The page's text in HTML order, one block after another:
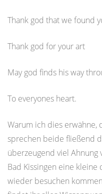
Thank god that we found
Thank god for your art
May god finds his way
To everyones heart.
Warum ich dies
sprechen beide fließend
überzeugend viel
Bad Kissingen eine
wieder besuchen